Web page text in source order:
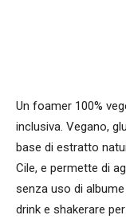
Un foamer 100%
inclusiva. Vegano,
base di estratto
Cile, e permette di
senza uso di
drink e shakerare